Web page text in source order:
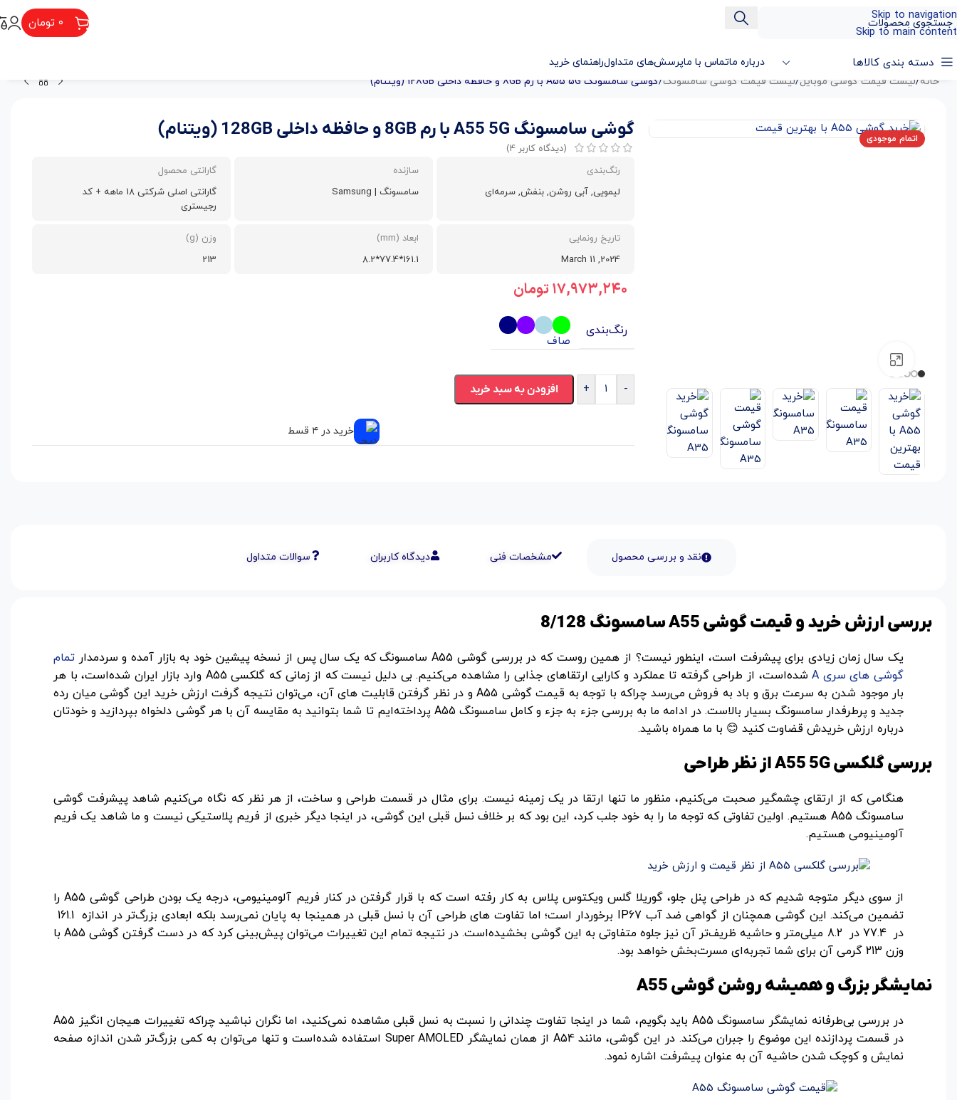
Skip to navigation
Skip to main content
۰ تومان
دسته بندی کالاها درباره ماتماس با ماپرسش‌های متداولراهنمای خرید
خانه/لیست قیمت گوشی موبایل/لیست قیمت گوشی سامسونگ/گوشی سامسونگ A55 5G با رم 8GB و حافظه داخلی 128GB (ویتنام)
اتمام موجودی گوشی سامسونگ A55 5G با رم 8GB و حافظه داخلی 128GB (ویتنام)
(دیدگاه کاربر 4
)
رنگ‌بندی
لیمویی, آبی روشن, بنفش, سرمه‌ای
سازنده
سامسونگ | Samsung
گارانتی محصول
گارانتی اصلی شرکتی 18 ماهه + کد
رجیستری
تاریخ رونمایی
2024, March 11
ابعاد (mm)
161.1*77.4*8.2
وزن (g)
213
۱۷,۹۷۳,۲۴۰تومان
رنگ‌بندی
صاف
-
+ افزودن به سبد خرید
خرید در ۴ قسط
نقد و بررسی محصول مشخصات فنی دیدگاه کاربران سوالات متداول
بررسی ارزش خرید و قیمت گوشی A55 سامسونگ 8/128
یک سال زمان زیادی برای پیشرفت است، اینطور نیست؟ از همین روست که در بررسی گوشی A55 سامسونگ که یک سال پس از نسخه پیشین خود به بازار آمده و سردمدار
تمام
گوشی های سری A
شده‌است، از طراحی گرفته تا عملکرد و کارایی ارتقاهای جذابی را مشاهده می‌کنیم. بی دلیل نیست که از زمانی که گلکسی A55 وارد بازار ایران شده‌است، با هر
بار موجود شدن به سرعت برق و باد به فروش می‌رسد چراکه با توجه به قیمت گوشی A55 و در نظر گرفتن قابلیت های آن، می‌توان نتیجه گرفت ارزش خرید این گوشی میان رده
جدید و پرطرفدار سامسونگ بسیار بالاست. در ادامه ما به بررسی جزء به جزء و کامل سامسونگ A55 پرداخته‌ایم تا شما بتوانید به مقایسه آن با هر گوشی دلخواه بپردازید و خودتان
درباره ارزش خریدش قضاوت کنید 😊 با ما همراه باشید.
بررسی گلکسی A55 5G از نظر طراحی
هنگامی که از ارتقای چشمگیر صحبت می‌کنیم، منظور ما تنها ارتقا در یک زمینه نیست. برای مثال در قسمت طراحی و ساخت، از هر نظر که نگاه می‌کنیم شاهد پیشرفت گوشی
سامسونگ A55 هستیم. اولین تفاوتی که توجه ما را به خود جلب کرد، این بود که بر خلاف نسل قبلی این گوشی، در اینجا دیگر خبری از فریم پلاستیکی نیست و ما شاهد یک فریم
آلومینیومی هستیم.
از سوی دیگر متوجه شدیم که در طراحی پنل جلو، گوریلا گلس ویکتوس پلاس به کار رفته است که با قرار گرفتن در کنار فریم آلومینیومی، درجه یک بودن طراحی گوشی A55 را
در 77.4 در 8.2 میلی‌متر و حاشیه ظریف‌تر آن نیز جلوه متفاوتی به این گوشی بخشیده‌است. در نتیجه تمام این تغییرات می‌توان پیش‌بینی کرد که در دست گرفتن گوشی A55 با
وزن 213 گرمی آن برای شما تجربه‌ای مسرت‌بخش خواهد بود.
نمایشگر بزرگ و همیشه روشن گوشی A55
در بررسی بی‌طرفانه نمایشگر سامسونگ A55 باید بگویم، شما در اینجا تفاوت چندانی را نسبت به نسل قبلی مشاهده نمی‌کنید، اما نگران نباشید چراکه تغییرات هیجان انگیز A55
در قسمت پردازنده این موضوع را جبران می‌کند. در این گوشی، مانند A54 از همان نمایشگر Super AMOLED استفاده شده‌است و تنها می‌توان به کمی بزرگ‌تر شدن اندازه صفحه
نمایش و کوچک شدن حاشیه آن به عنوان پیشرفت اشاره نمود.